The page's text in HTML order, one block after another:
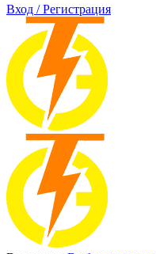
Вход / Регистрация